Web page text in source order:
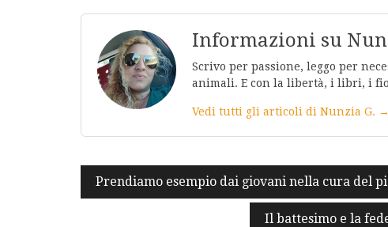
Informazioni su
Scrivo per passione, leggo per
animali. E con la libertà, i libri, i
Vedi tutti gli articoli di Nunzia G. →
Navigazione
articoli
Prendiamo esempio dai giovani nella cura del
Il battesimo e la